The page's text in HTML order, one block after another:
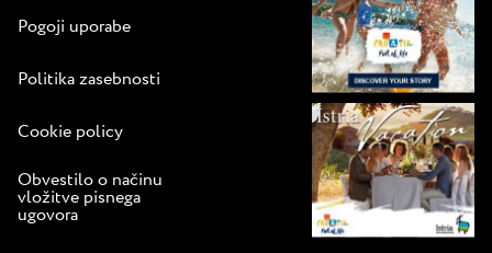
Pogoji uporabe
Politika zasebnosti
Cookie policy
Obvestilo o načinu
vložitve pisnega
ugovora